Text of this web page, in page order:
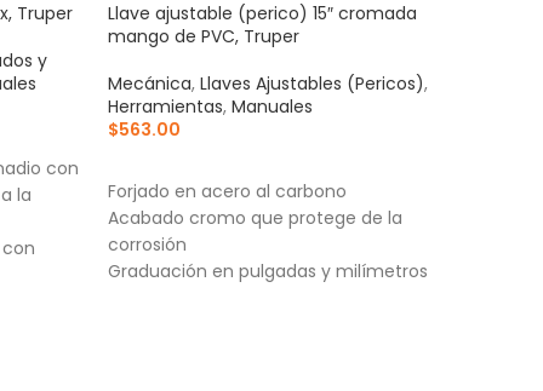
Truper
y
con
la
Llave ajustable (perico) 15″ cromada
mango de PVC, Truper
Mecánica, Llaves Ajustables (Pericos),
Herramientas, Manuales
$563.00
Forjado en acero al carbono
Acabado cromo que protege de la
corrosión
Graduación en pulgadas y milímetros